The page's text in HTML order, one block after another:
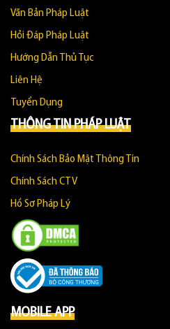
Văn Bản Pháp Luật
Hỏi Đáp Pháp Luật
Hướng Dẫn Thủ Tục
Liên Hệ
Tuyển Dụng
THÔNG TIN PHÁP LUẬT
Chính Sách Bảo Mật Thông Tin
Chính Sách CTV
Hồ Sơ Pháp Lý
MOBILE APP